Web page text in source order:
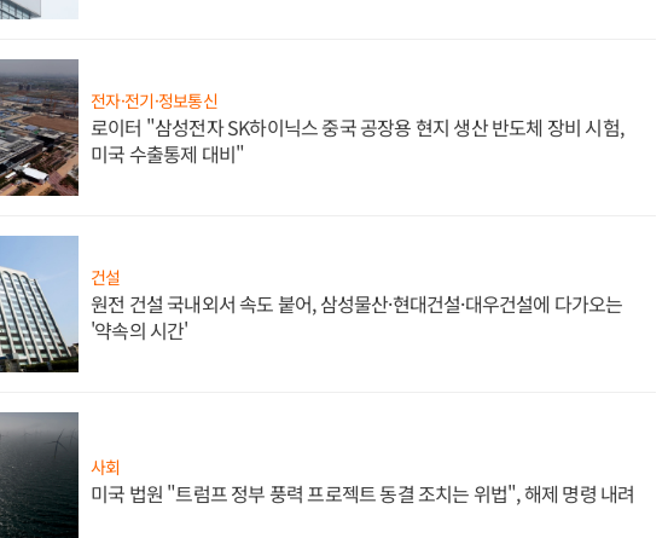
전자·전기·정보통신
로이터 "삼성전자 SK하이닉스 중국 공장용 현지 생산 반도체 장비 시험,
미국 수출통제 대비"
건설
원전 건설 국내외서 속도 붙어, 삼성물산·현대건설·대우건설에 다가오는
'약속의 시간'
사회
미국 법원 "트럼프 정부 풍력 프로젝트 동결 조치는 위법", 해제 명령 내려